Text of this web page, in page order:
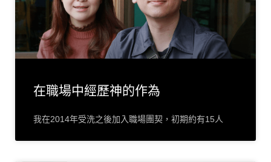
在職場中經歷神的作為
我在2014年受洗之後加入職場團契，初期約有15人